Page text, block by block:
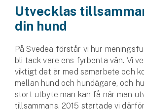
Märkesförsäkringar
Vattenskoterförsäkring
Sportfiskarna
Djur
Hundförsäkring
Utvecklas
din hund
På Svedea förstår vi hur
bli tack vare ens fyrbenta vän. Vi
viktigt det är med samarbete och
mellan hund och hundägare, och
stort utbyte man kan få när man
tillsammans. 2015 startade vi